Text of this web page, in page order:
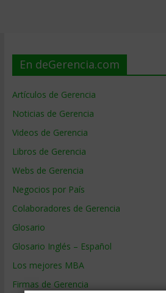
En deGerencia.com
Artículos de Gerencia
Noticias de Gerencia
Videos de Gerencia
Libros de Gerencia
Webs de Gerencia
Negocios por País
Colaboradores de Gerencia
Glosario
Glosario Inglés – Español
Los mejores MBA
Firmas de Gerencia